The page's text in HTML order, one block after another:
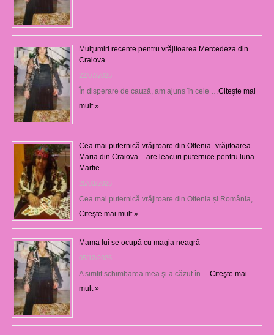
Mulţumiri recente pentru vrăjitoarea Mercedeza din
Craiova
22/07/2026
În disperare de cauză, am ajuns în cele … Citeşte mai
mult »
Cea mai puternică vrăjitoare din Oltenia- vrăjitoarea
Maria din Craiova – are leacuri puternice pentru luna
Martie
25/03/2026
Cea mai puternică vrăjitoare din Oltenia și România, …
Citeşte mai mult »
Mama lui se ocupă cu magia neagră
05/12/2025
A simțit schimbarea mea şi a căzut în … Citeşte mai
mult »